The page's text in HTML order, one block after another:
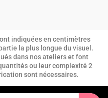
indiquées en centimètres
la plus longue du visuel.
dans nos ateliers et font
ou leur complexité 2
sont nécessaires.